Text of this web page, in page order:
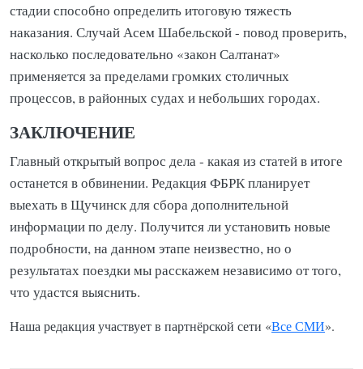
стадии способно определить итоговую тяжесть
наказания. Случай Асем Шабельской - повод проверить,
насколько последовательно «закон Салтанат»
применяется за пределами громких столичных
процессов, в районных судах и небольших городах.
ЗАКЛЮЧЕНИЕ
Главный открытый вопрос дела - какая из статей в итоге
останется в обвинении. Редакция ФБРК планирует
выехать в Щучинск для сбора дополнительной
информации по делу. Получится ли установить новые
подробности, на данном этапе неизвестно, но о
результатах поездки мы расскажем независимо от того,
что удастся выяснить.
Наша редакция участвует в партнёрской сети «Все СМИ».